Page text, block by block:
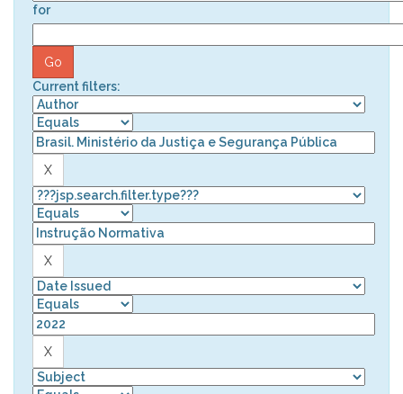
for
Current filters: